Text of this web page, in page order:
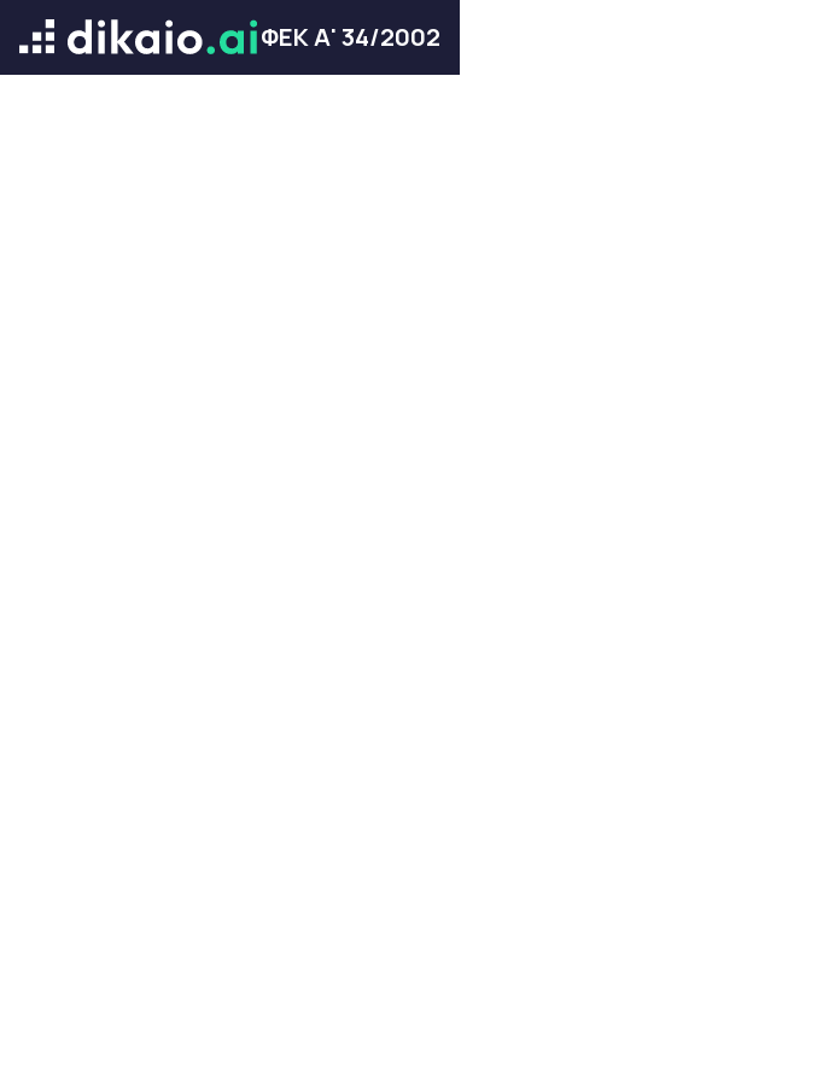
ΦΕΚ Α' 34/2002